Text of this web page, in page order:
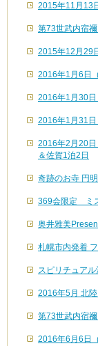
2015年11月13
第73世武内宿
2015年12月29
2016年1月6日
2016年1月30
2016年1月31
2016年2月20日
＆佐賀1泊2日
奇跡のお寺 円
369会限定 ミ
奥井雅美
札幌市内発着
スピリチュア
2016年5月 北
第73世武内宿
2016年6月6日